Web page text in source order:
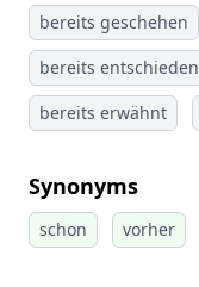
bereits geschehen
bereits entschieden
bereits erwähnt
Synonyms
schon vorher